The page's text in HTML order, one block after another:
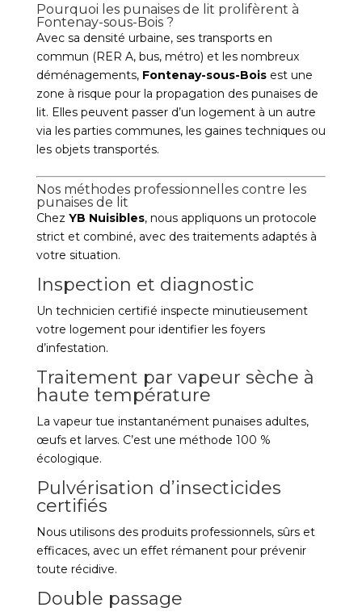
Pourquoi les punaises de lit prolifèrent à
Fontenay-sous-Bois ?
Avec sa densité urbaine, ses transports en
commun (RER A, bus, métro) et les nombreux
déménagements, Fontenay-sous-Boisest une
zone à risque pour la propagation des punaises de
lit. Elles peuvent passer d’un logement à un autre
via les parties communes, les gaines techniques ou
les objets transportés.
Nos méthodes professionnelles contre les
punaises de lit
Chez YB Nuisibles, nous appliquons un protocole
strict et combiné, avec des traitements adaptés à
votre situation.
Inspection et diagnostic
Un technicien certifié inspecte minutieusement
votre logement pour identifier les foyers
d’infestation.
Traitement par vapeur sèche à
haute température
La vapeur tue instantanément punaises adultes,
œufs et larves. C’est une méthode 100 %
écologique.
Pulvérisation d’insecticides
certifiés
Nous utilisons des produits professionnels, sûrs et
efficaces, avec un effet rémanent pour prévenir
toute récidive.
Double passage